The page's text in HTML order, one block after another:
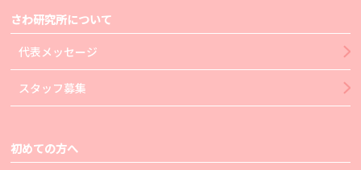
さわ研究所について
代表メッセージ
スタッフ募集
初めての方へ